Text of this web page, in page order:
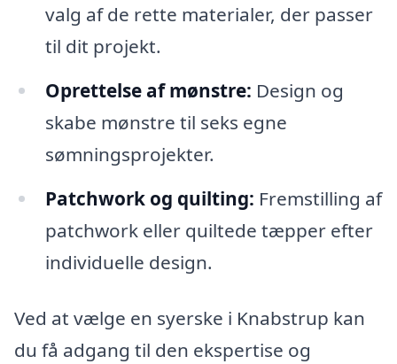
valg af de rette materialer, der passer
til dit projekt.
Oprettelse af mønstre: Design og
skabe mønstre til seks egne
sømningsprojekter.
Patchwork og quilting: Fremstilling af
patchwork eller quiltede tæpper efter
individuelle design.
Ved at vælge en syerske i Knabstrup kan
du få adgang til den ekspertise og